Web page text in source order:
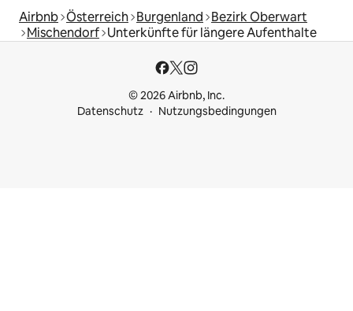
Airbnb Österreich Burgenland Bezirk Oberwart
Mischendorf Unterkünfte für längere Aufenthalte
© 2026 Airbnb, Inc.
Datenschutz
Nutzungsbedingungen